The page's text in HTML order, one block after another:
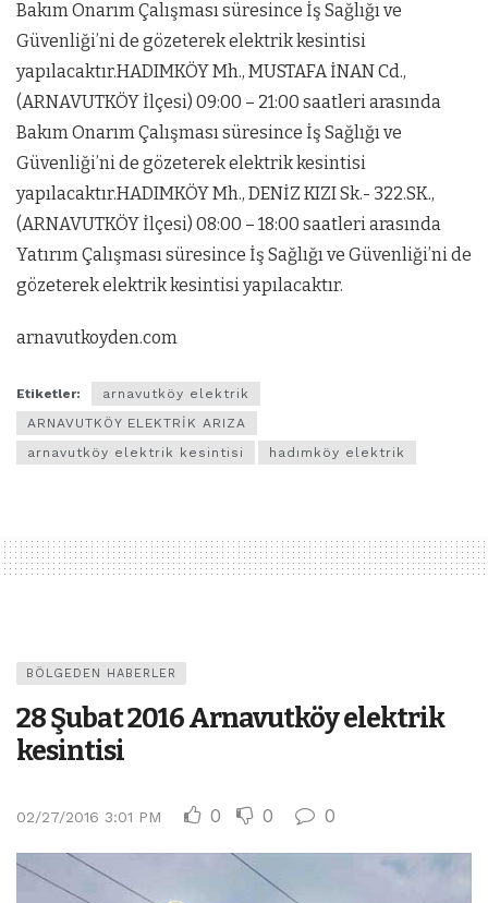
Bakım Onarım Çalışması süresince İş Sağlığı ve
Güvenliği’ni de gözeterek elektrik kesintisi
yapılacaktır.HADIMKÖY Mh., MUSTAFA İNAN Cd.,
(ARNAVUTKÖY İlçesi) 09:00 – 21:00 saatleri arasında
Bakım Onarım Çalışması süresince İş Sağlığı ve
Güvenliği’ni de gözeterek elektrik kesintisi
yapılacaktır.HADIMKÖY Mh., DENİZ KIZI Sk.- 322.SK.,
(ARNAVUTKÖY İlçesi) 08:00 – 18:00 saatleri arasında
Yatırım Çalışması süresince İş Sağlığı ve Güvenliği’ni de
gözeterek elektrik kesintisi yapılacaktır.
arnavutkoyden.com
Etiketler:
arnavutköy elektrik
ARNAVUTKÖY ELEKTRİK ARIZA
arnavutköy elektrik kesintisi
hadımköy elektrik
BÖLGEDEN HABERLER
28 Şubat 2016 Arnavutköy elektrik
kesintisi
02/27/2016 3:01 PM 0 0 0